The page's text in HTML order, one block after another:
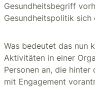
Gesundheitsbegriff
Gesundheitspolitik sich
Was bedeutet das nun
Aktivitäten in einer
Personen an, die hinter
mit Engagement